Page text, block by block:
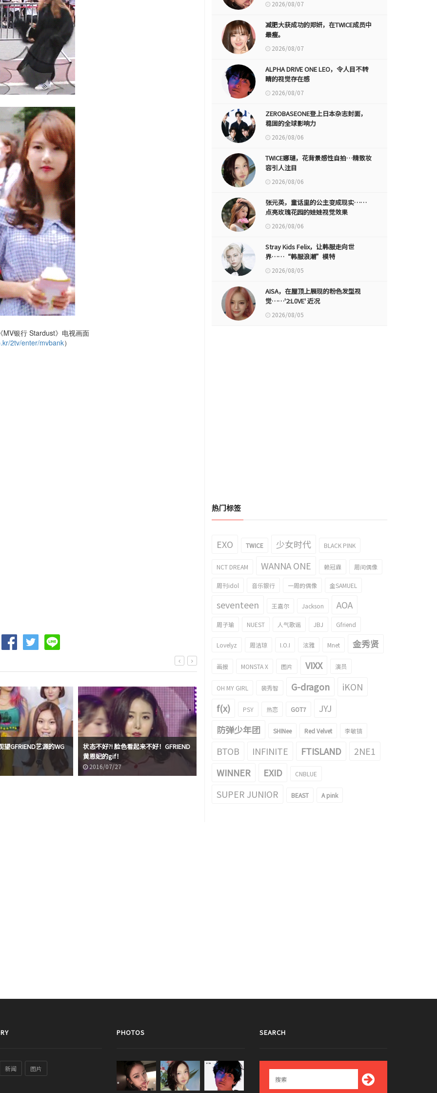
银行 Stardust》电视画面
2tv/enter/mvbank）
望GFRIEND艺源的WG
状态不好?! 脸色看起来不好！GFRIEND
黄恩妃的gif！
2016/07/27
GFRIEND挑战集中自拍！最新版本
第一是GFRIEND获得的...Seventeen胜
宽高兴个什么劲儿啊！
2026/08/07
减肥大获成功的郑妍，在TWICE成员中
最瘦。
2026/08/07
ALPHA DRIVE ONE LEO，令人目不转
睛的视觉存在感
2026/08/07
ZEROBASEONE登上日本杂志封面，
稳固的全球影响力
2026/08/06
TWICE娜璉，花背景感性自拍…精致妆
容引人注目
2026/08/06
张元英，童话里的公主变成现实……
点亮玫瑰花园的娃娃视觉效果
2026/08/06
Stray Kids Felix，让韩服走向世
界……“韩服浪潮”模特
2026/08/05
AISA，在屋顶上展现的粉色发型视
觉……'2:L0VE' 近况
2026/08/05
热门标签
EXO TWICE 少女时代 BLACK PINK
NCT DREAM WANNA ONE 赖冠霖 周间偶像
周刊idol 音乐银行 一周的偶像 金SAMUEL
seventeen 王嘉尔 Jackson AOA
周子瑜 NUEST 人气歌谣 JBJ Gfriend
Lovelyz 周洁琼 I.O.I 泫雅 Mnet 金秀贤
画报 MONSTA X 图片 VIXX 演员
OH MY GIRL 裴秀智 G-dragon
iKON
f(x)
PSY 热恋 GOT7
JYJ
防弹少年团
SHINee Red Velvet 李敏镐
BTOB INFINITE FTISLAND
2NE1
WINNER
EXID CNBLUE
SUPER JUNIOR BEAST A pink
新闻 图片
PHOTOS SEARCH